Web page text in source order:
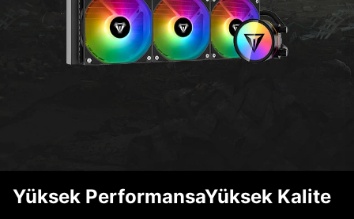
Yüksek PerformansaYüksek Kalite